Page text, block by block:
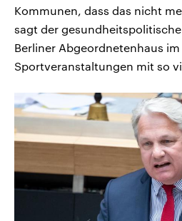
Kommunen, dass das nicht
sagt der gesundheitspolitische
Berliner Abgeordnetenhaus
Sportveranstaltungen mit so